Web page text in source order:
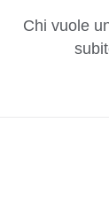
Chi vuole